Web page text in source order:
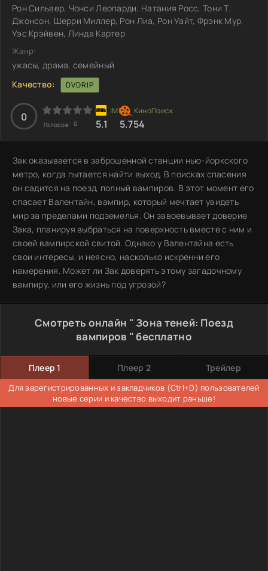
Рон Сильвер, Чонси Леопарди, Натания Росс, Тони Т.
Джонсон, Шерри Миллер, Рон Лиа, Рон Уайт, Фрэнк Мур,
Уэс Крэйвен, Линда Картер
Жанр:
ужасы, драма, семейный
Качество:
DVDRIP
0
Голосов: 0 5.1 5.754
Зак оказывается в заброшенной станции нью-йоркского
метро, когда пытается найти выход. В поисках спасения
он садится на поезд, полный вампиров. В этот момент его
спасает Валентайн, вампир, который мечтает увидеть
мир за пределами подземелья. Он завоевывает доверие
Зака, планируя выбраться на поверхность вместе с ним и
своей вампирской свитой. Однако у Валентайна есть
свои интересы, и неясно, насколько искренни его
намерения. Может ли Зак доверять этому загадочному
вампиру, или его жизнь под угрозой?
Смотреть онлайн " Зона теней: Поезд
вампиров " бесплатно
Плеер 1 Плеер 2 Трейлер
Для зарегистрированных и закладчиков (Ctrl+D) пользователей
новые серии и качество выходит раньше!